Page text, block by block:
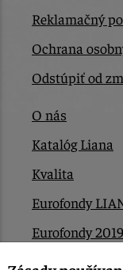
Reklamačný
Ochrana
Odstúpiť od
O nás
Katalóg Liana
Kvalita
Eurofondy
Eurofondy 2019
Eurofondy